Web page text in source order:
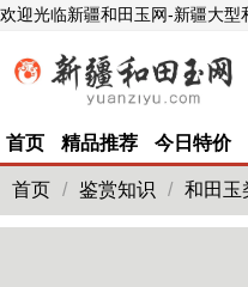
欢迎光临新疆和田玉网-新疆大
首页 精品推荐 今日特价
首页 / 鉴赏知识 / 和田玉